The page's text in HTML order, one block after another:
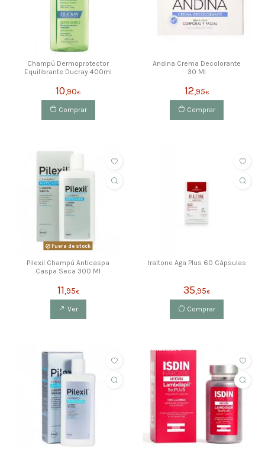
Champú Dermoprotector
Equilibrante Ducray 400ml
10,90€
Comprar
Andina Crema Decolorante
30 Ml
12,95€
Comprar
Fuera de stock
Pilexil Champú Anticaspa
Caspa Seca 300 Ml
11,95€
Ver
Iraltone Aga Plus 60 Cápsulas
35,95€
Comprar
ahorras 4,00 €